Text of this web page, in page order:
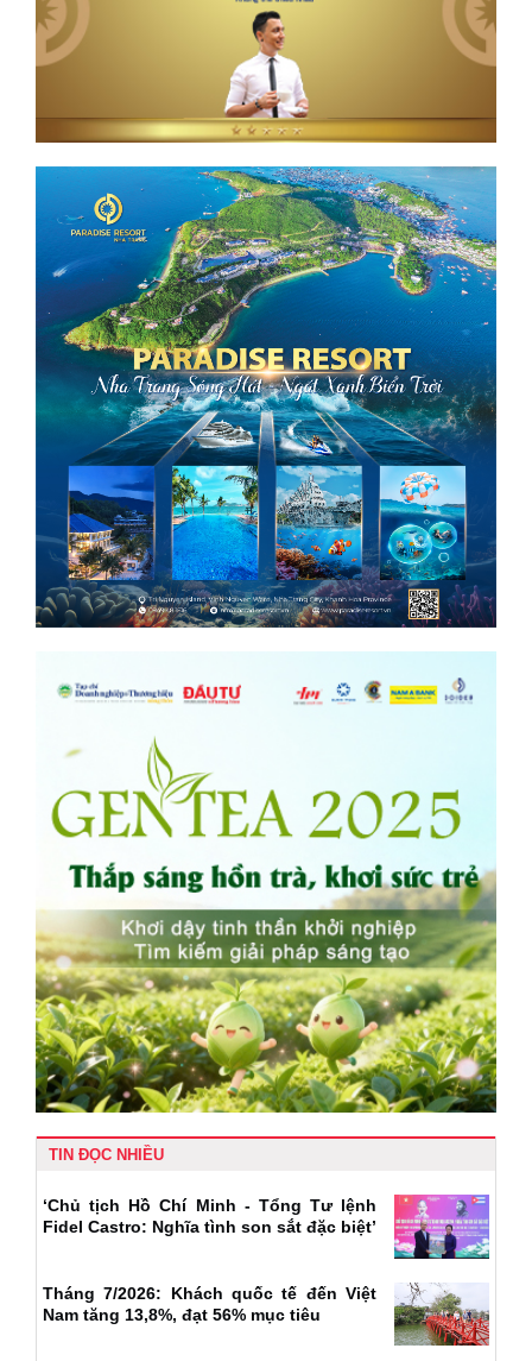
TIN ĐỌC NHIỀU
‘Chủ tịch Hồ Chí Minh - Tổng Tư lệnh
Fidel Castro: Nghĩa tình son sắt đặc biệt’
Tháng 7/2026: Khách quốc tế đến Việt
Nam tăng 13,8%, đạt 56% mục tiêu